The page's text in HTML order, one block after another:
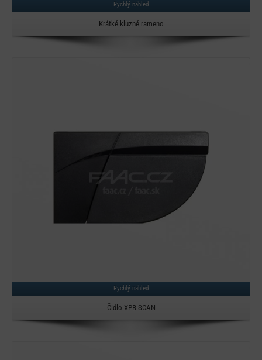
Rychlý náhled
Krátké kluzné rameno
Rychlý náhled
Čidlo XPB-SCAN